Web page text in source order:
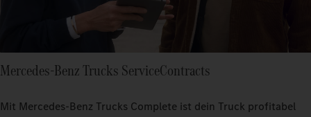
Mercedes‑Benz Trucks ServiceContracts
Mit Mercedes‑Benz Trucks Complete ist dein Truck profitabel